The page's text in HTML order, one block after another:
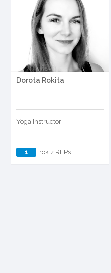
Dorota Rokita
Yoga Instructor
1 rok z REPs